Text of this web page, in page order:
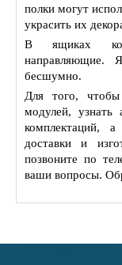
полки могут
украсить их
В ящиках
направляющие.
бесшумно.
Для того, чтобы
модулей, узнать
комплектаций,
доставки и
позвоните по
ваши вопросы.